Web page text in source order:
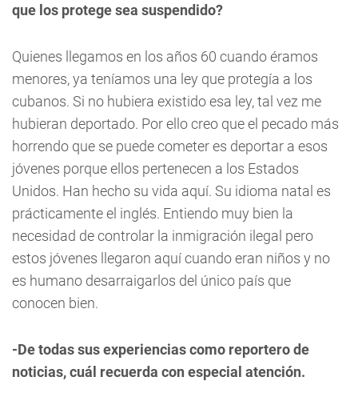
que los protege sea suspendido?
Quienes llegamos en los años 60 cuando éramos
menores, ya teníamos una ley que protegía a los
cubanos. Si no hubiera existido esa ley, tal vez me
hubieran deportado. Por ello creo que el pecado más
horrendo que se puede cometer es deportar a esos
jóvenes porque ellos pertenecen a los Estados
Unidos. Han hecho su vida aquí. Su idioma natal es
prácticamente el inglés. Entiendo muy bien la
necesidad de controlar la inmigración ilegal pero
estos jóvenes llegaron aquí cuando eran niños y no
es humano desarraigarlos del único país que
conocen bien.
-De todas sus experiencias como reportero de
noticias, cuál recuerda con especial atención.